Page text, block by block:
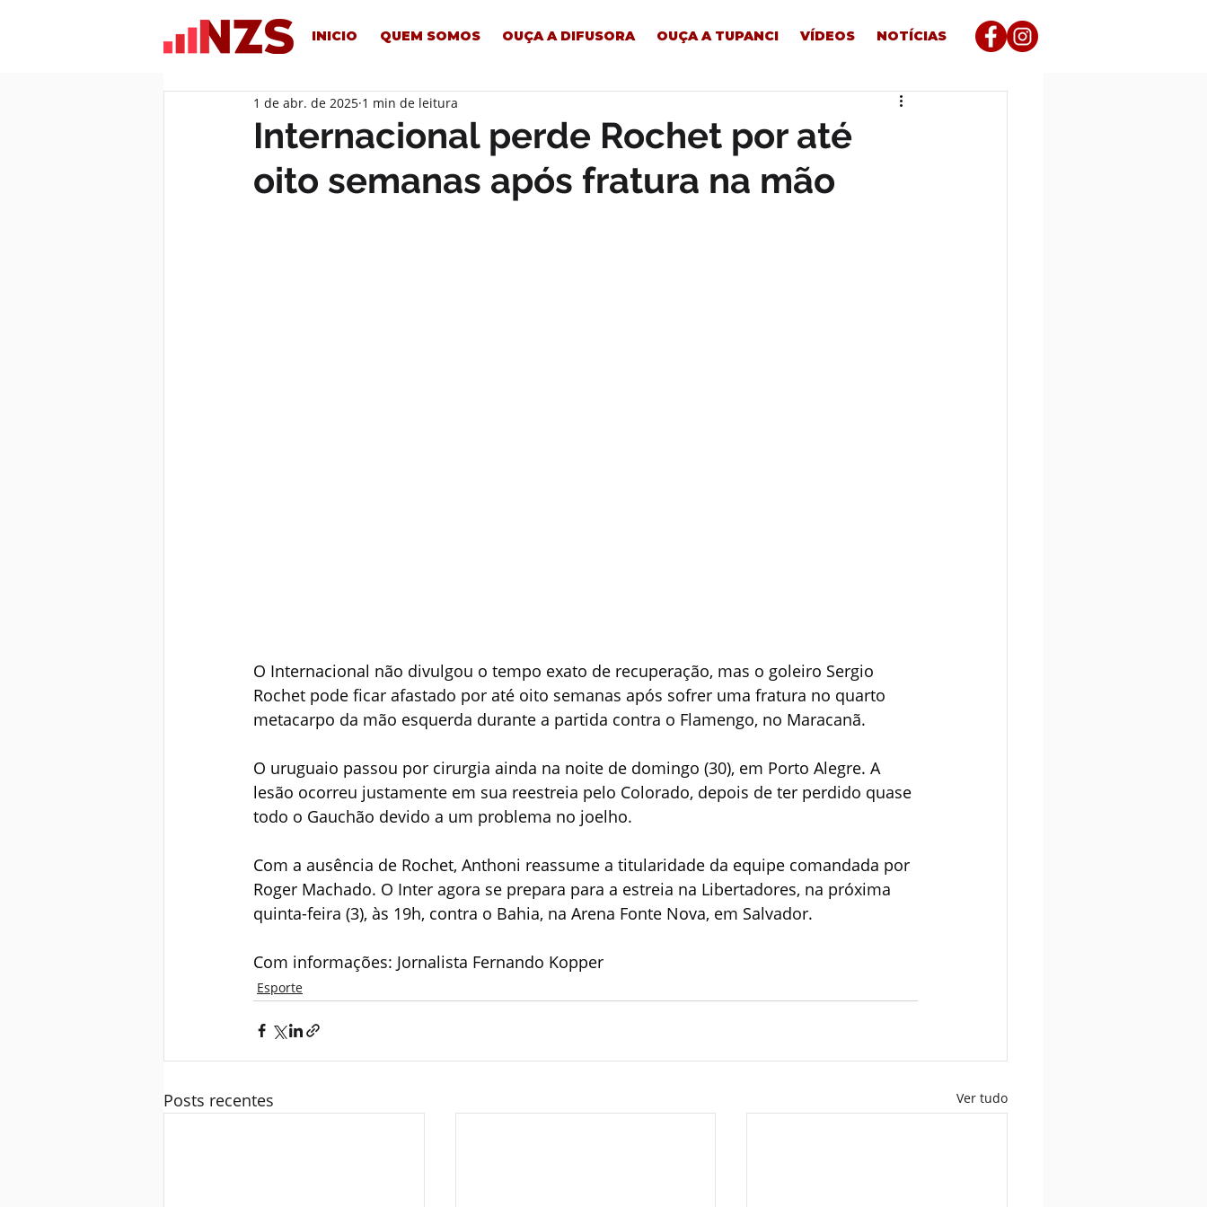
INICIO QUEM SOMOS OUÇA A DIFUSORA OUÇA A TUPANCI VÍDEOS NOTÍCIAS
Internacional perde Rochet por até
oito semanas após fratura na mão
1 de abr. de 2025 1 min de leitura
O Internacional não divulgou o tempo exato de recuperação, mas o goleiro Sergio
Rochet pode ficar afastado por até oito semanas após sofrer uma fratura no quarto
metacarpo da mão esquerda durante a partida contra o Flamengo, no Maracanã.
O uruguaio passou por cirurgia ainda na noite de domingo (30), em Porto Alegre. A
lesão ocorreu justamente em sua reestreia pelo Colorado, depois de ter perdido quase
todo o Gauchão devido a um problema no joelho.
Com a ausência de Rochet, Anthoni reassume a titularidade da equipe comandada por
Roger Machado. O Inter agora se prepara para a estreia na Libertadores, na próxima
quinta-feira (3), às 19h, contra o Bahia, na Arena Fonte Nova, em Salvador.
Com informações: Jornalista Fernando Kopper
Esporte
Posts recentes Ver tudo